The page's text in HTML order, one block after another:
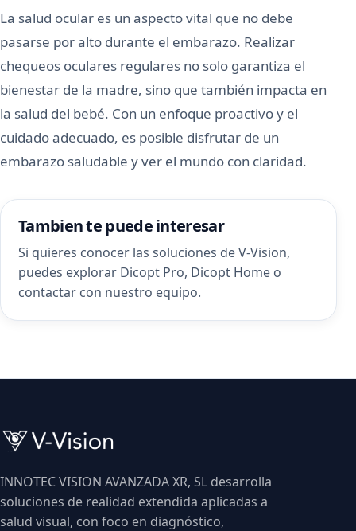
La salud ocular es un aspecto vital que no debe
pasarse por alto durante el embarazo. Realizar
chequeos oculares regulares no solo garantiza el
bienestar de la madre, sino que también impacta en
la salud del bebé. Con un enfoque proactivo y el
cuidado adecuado, es posible disfrutar de un
embarazo saludable y ver el mundo con claridad.
Tambien te puede interesar
Si quieres conocer las soluciones de V-Vision,
puedes explorar Dicopt Pro, Dicopt Home o
contactar con nuestro equipo.
INNOTEC VISION AVANZADA XR, SL desarrolla
soluciones de realidad extendida aplicadas a
salud visual, con foco en diagnóstico,